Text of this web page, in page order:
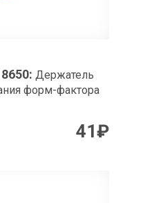
: Держатель
форм-фактора
41₽